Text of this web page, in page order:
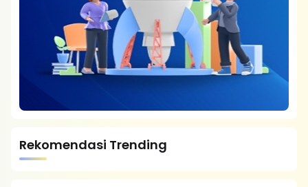
Rekomendasi Trending